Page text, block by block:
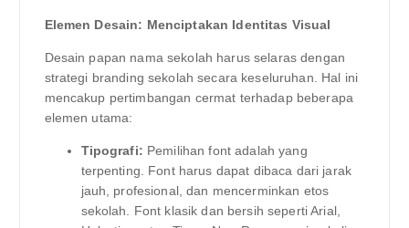
Elemen Desain: Menciptakan Identitas Visual
Desain papan nama sekolah harus selaras dengan
strategi branding sekolah secara keseluruhan. Hal ini
mencakup pertimbangan cermat terhadap beberapa
elemen utama:
Tipografi: Pemilihan font adalah yang
terpenting. Font harus dapat dibaca dari jarak
jauh, profesional, dan mencerminkan etos
sekolah. Font klasik dan bersih seperti Arial,